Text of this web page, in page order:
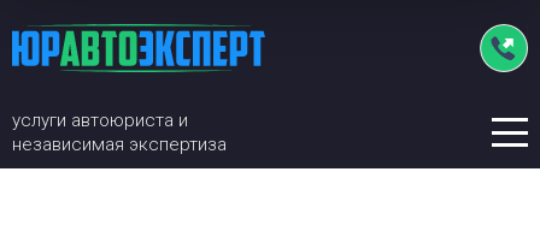
услуги автоюриста и
независимая экспертиза